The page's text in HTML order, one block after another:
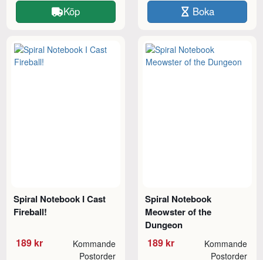
Köp Boka
Spiral Notebook I Cast
Fireball!
189 kr Kommande
Postorder
Spiral Notebook
Meowster of the
Dungeon
189 kr Kommande
Postorder